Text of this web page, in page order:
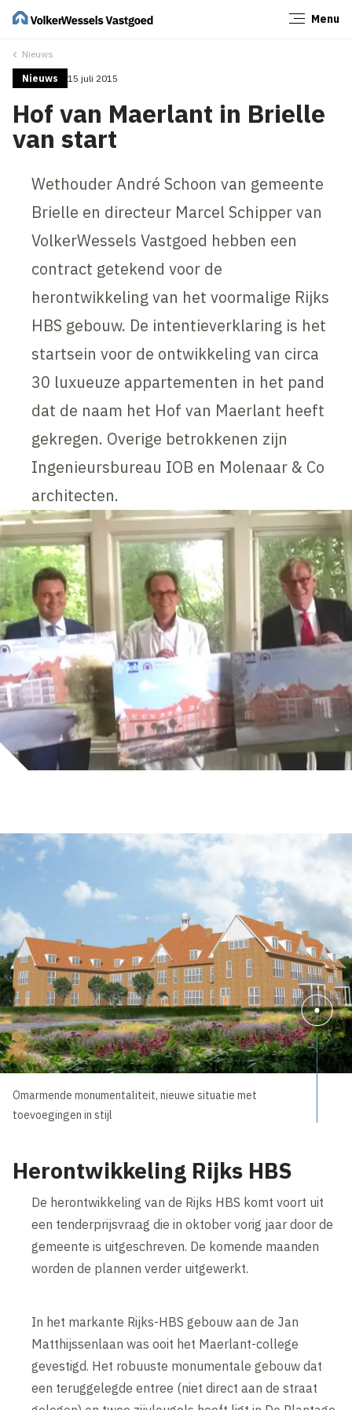
Menu
Nieuws
Nieuws 15 juli 2015
Hof van Maerlant in Brielle
van start
Wethouder André Schoon van gemeente
Brielle en directeur Marcel Schipper van
VolkerWessels Vastgoed hebben een
contract getekend voor de
herontwikkeling van het voormalige Rijks
HBS gebouw. De intentieverklaring is het
startsein voor de ontwikkeling van circa
30 luxueuze appartementen in het pand
dat de naam het Hof van Maerlant heeft
gekregen. Overige betrokkenen zijn
Ingenieursbureau IOB en Molenaar & Co
architecten.
Omarmende monumentaliteit, nieuwe situatie met
toevoegingen in stijl
Herontwikkeling Rijks HBS
De herontwikkeling van de Rijks HBS komt voort uit
een tenderprijsvraag die in oktober vorig jaar door de
gemeente is uitgeschreven. De komende maanden
worden de plannen verder uitgewerkt.
In het markante Rijks-HBS gebouw aan de Jan
Matthijssenlaan was ooit het Maerlant-college
gevestigd. Het robuuste monumentale gebouw dat
een teruggelegde entree (niet direct aan de straat
Sluiten